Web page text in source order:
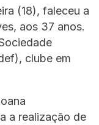
(18), faleceu a
aos 37 anos.
clube em
a realização de